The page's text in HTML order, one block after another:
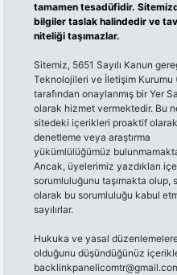
tamamen tesadüfidir.
bilgiler taslak halindedir ve
niteliği taşımazlar.
Sitemiz, 5651 Sayılı Kanun
Teknolojileri ve İletişim Kurumu
tarafından onaylanmış bir Yer
olarak hizmet vermektedir. Bu
sitedeki içerikleri proaktif olarak
denetleme veya araştırma
yükümlülüğümüz
Ancak, üyelerimiz yazdıkları
sorumluluğunu taşımakta olup,
olarak bu sorumluluğu kabul
sayılırlar.
Hukuka ve yasal düzenlemelere
olduğunu düşündüğünüz